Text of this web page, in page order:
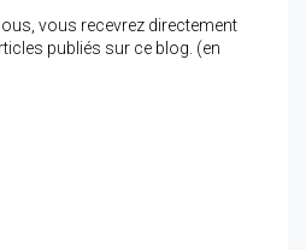
vous recevrez directement
publiés sur ce blog. (en